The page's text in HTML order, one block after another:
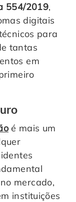
554/2019,
digitais
para
tantas
em
é mais um
mercado,
instituições